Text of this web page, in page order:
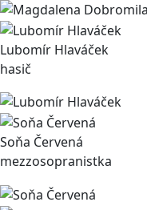
Lubomír Hlaváček
hasič
Soňa Červená
mezzosopranistka